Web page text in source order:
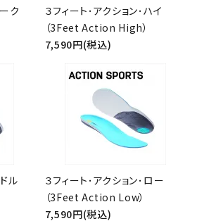
ーク
３フィート･アクション･ハイ
（3Feet Action High）
7,590円(税込)
ル
３フィート･アクション･ロー
（3Feet Action Low）
7,590円(税込)